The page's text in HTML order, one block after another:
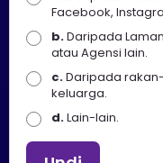
Penafian : Kerajaan
Pelancongan Seni
bertanggungjawab
disebabkan oleh
yang diperolehi dari
Facebook,
b.Daripada
atau Agensi lain.
c.Daripada
keluarga.
d.Lain-lain.
Apa Khabar! Selamat
Pelancongan, Seni dan